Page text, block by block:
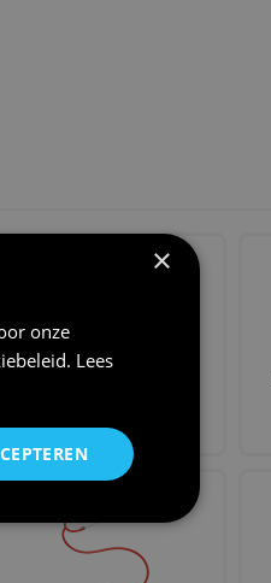
€ 3,75
×
onze
. Lees